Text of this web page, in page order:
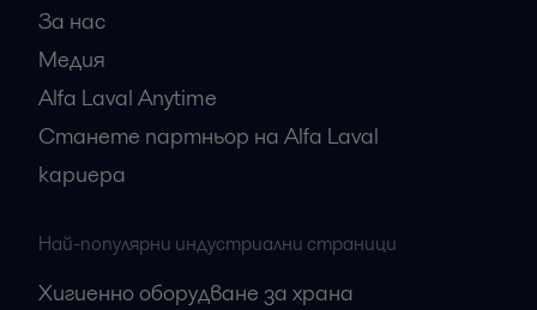
За нас
Медия
Alfa Laval Anytime
Станете партньор на Alfa Laval
кариера
Най-популярни индустриални страници
Хигиенно оборудване за храна